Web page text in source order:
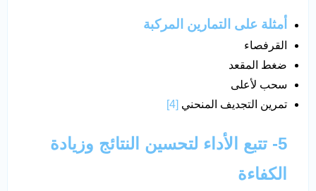
أمثلة على التمارين المركبة
القرفصاء
ضغط المقعد
سحب لأعلى
تمرين التجديف المنحني [4]
5- تتبع الأداء لتحسين النتائج وزيادة
الكفاءة